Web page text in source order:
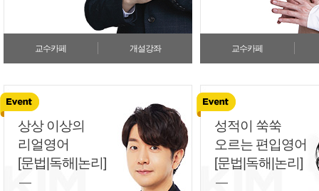
교수카페 개설강좌 교수카페
상상 이상의
리얼영어
[문법|독해|논리]
성적이 쑥쑥
오르는 편입영어
[문법|독해|논리]